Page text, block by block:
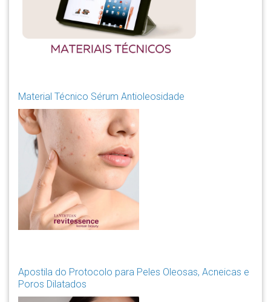
Material Técnico Sérum Antioleosidade
Apostila do Protocolo para Peles Oleosas, Acneicas e
Poros Dilatados